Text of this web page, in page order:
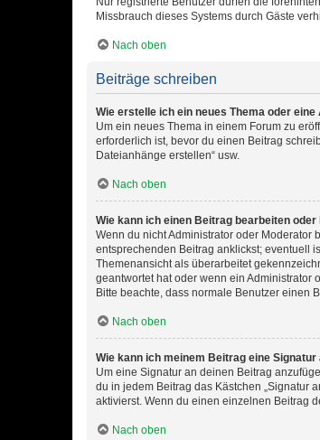
Missbrauch dieses Systems durch Gäste
Nach oben
Beiträge schreiben
Wie erstelle ich ein neues Thema oder eine
Um ein neues Thema in einem Forum zu
erforderlich ist, bevor du einen Beitrag
Dateianhänge erstellen“ usw.
Nach oben
Wie kann ich einen Beitrag bearbeiten oder
Wenn du nicht Administrator oder Moderator
entsprechenden Beitrag anklickst; eventuell
Themenansicht als überarbeitet
geantwortet hat oder wenn ein Administrator
Bitte beachte, dass normale Benutzer einen
Nach oben
Wie kann ich meinem Beitrag eine Signatur
Um eine Signatur an deinen Beitrag
du in jedem Beitrag das Kästchen „Signatur
aktivierst. Wenn du einen einzelnen Beitrag
Nach oben